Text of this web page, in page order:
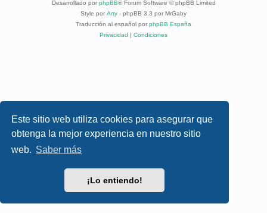
Este sitio web utiliza cookies para asegurar que
obtenga la mejor experiencia en nuestro sitio
web. Saber más
¡Lo entiendo!
Desarrollado por phpBB® Forum Software © phpBB Limited
Style por Arty - phpBB 3.3 por MrGaby
Traducción al español por phpBB España
Privacidad | Condiciones